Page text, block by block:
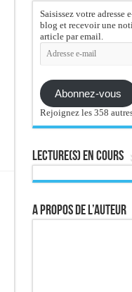
Saisissez votre adresse
blog et recevoir une
article par email.
Adresse
Abonnez-vous
Rejoignez les 358
Lecture(s) en cours
A propos de l’auteur